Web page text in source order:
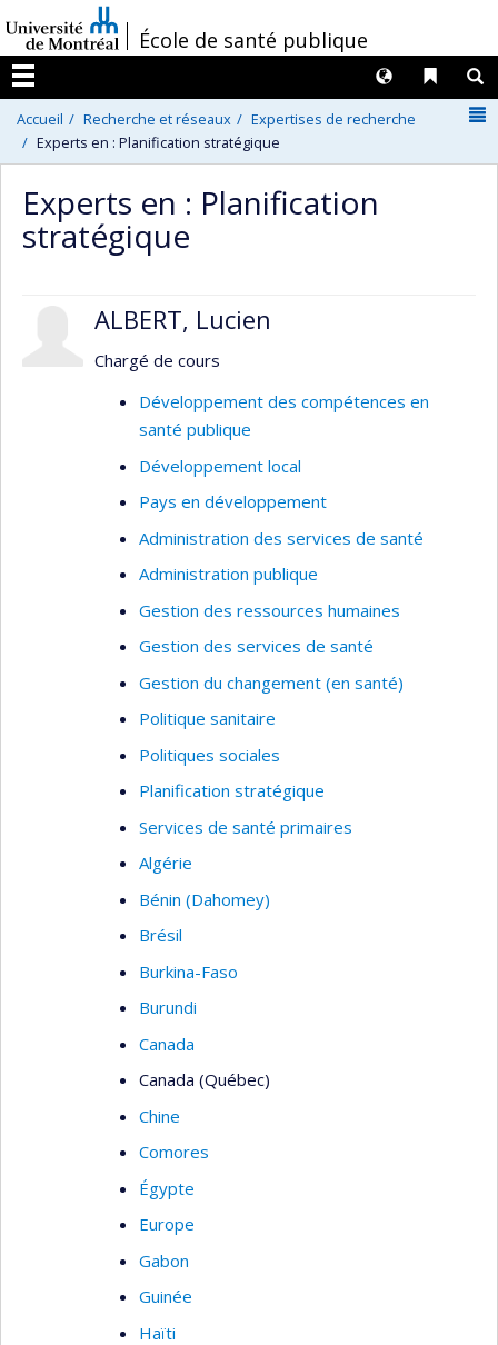
au
contenu
/École de santé publique
Menu
Liens
Langues
Accueil Recherche et réseaux
Expertises de recherche
Experts en : Planification stratégique
Experts en : Planification
stratégique
ALBERT, Lucien
Chargé de cours
Développement des compétences en
santé publique
Développement local
Pays en développement
Administration des services de santé
Administration publique
Gestion des ressources humaines
Gestion des services de santé
Gestion du changement (en santé)
Politique sanitaire
Politiques sociales
Planification stratégique
Services de santé primaires
Algérie
Bénin (Dahomey)
Brésil
Burkina-Faso
Burundi
Canada
Canada (Québec)
Chine
Comores
Égypte
Europe
Gabon
Guinée
Haïti